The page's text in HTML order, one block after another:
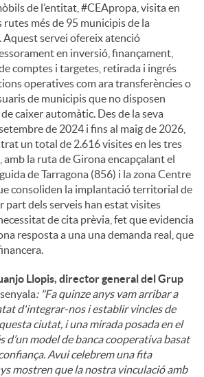
de l’entitat, #CEApropa, visita en
rutes més de 95 municipis de la
Aquest servei ofereix atenció
en inversió, finançament,
comptes i targetes, retirada i ingrés
operatives com ara transferències o
de municipis que no disposen
caixer automàtic. Des de la seva
de 2024 i fins al maig de 2026,
un total de 2.616 visites en les tres
la ruta de Girona encapçalant el
de Tarragona (856) i la zona Centre
consoliden la implantació territorial de
part dels serveis han estat visites
de cita prèvia, fet que evidencia
resposta a una una demanda real, que
Llopis, director general del Grup
: "Fa quinze anys vam arribar a
d'integrar-nos i establir vincles de
ciutat, i una mirada posada en el
d’un model de banca cooperativa basat
Avui celebrem una fita
mostren que la nostra vinculació amb